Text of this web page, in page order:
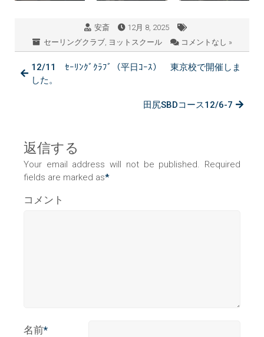
安斎
12月 8, 2025
セーリングクラブ, ヨットスクール コメントなし »
12/11 ｾｰﾘﾝｸﾞｸﾗﾌﾞ（平日ｺｰｽ） 東京校で開催しま
した。
田尻SBDコース12/6-7
返信する
Your email address will not be published. Required
fields are marked as*
コメント
名前*